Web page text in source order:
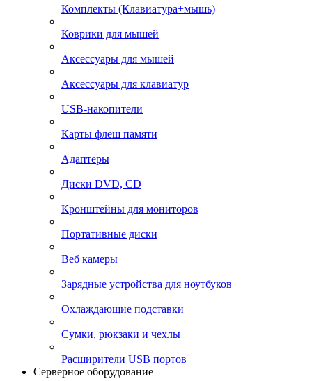
Комплекты (Клавиатура+мышь)
Коврики для мышей
Аксессуары для мышей
Аксессуары для клавиатур
USB-накопители
Карты флеш памяти
Адаптеры
Диски DVD, CD
Кронштейны для мониторов
Портативные диски
Веб камеры
Зарядные устройства для ноутбуков
Охлаждающие подставки
Сумки, рюкзаки и чехлы
Расширители USB портов
Серверное оборудование